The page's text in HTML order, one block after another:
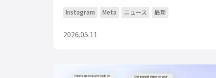
Instagram Meta ニュース 最新
2026.05.11